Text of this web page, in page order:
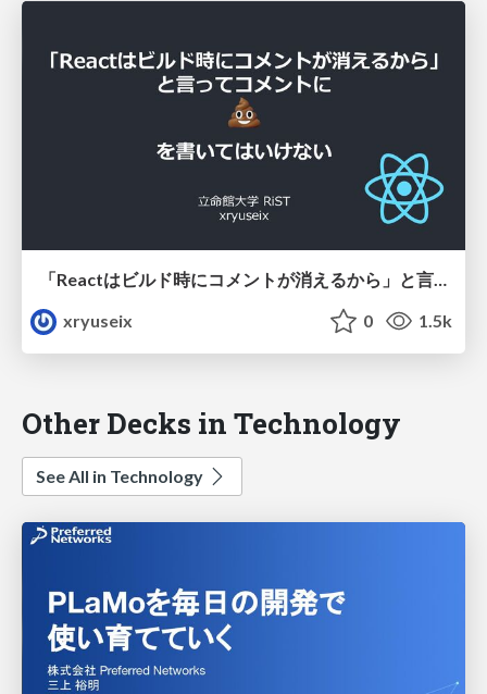
「Reactはビルド時にコメントが消えるから」と言ってコメントに💩を書いてはいけない
xryuseix
0 1.5k
Other Decks in Technology
See All in Technology